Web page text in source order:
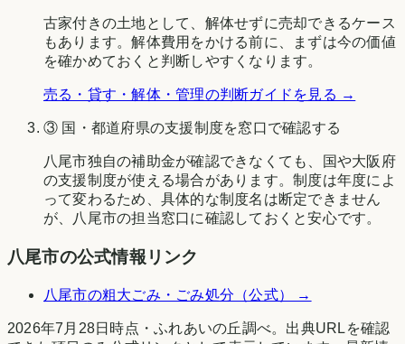
古家付きの土地として、解体せずに売却できるケース
もあります。解体費用をかける前に、まずは今の価値
を確かめておくと判断しやすくなります。
売る・貸す・解体・管理の判断ガイドを見る →
③ 国・都道府県の支援制度を窓口で確認する
八尾市独自の補助金が確認できなくても、国や大阪府
の支援制度が使える場合があります。制度は年度によ
って変わるため、具体的な制度名は断定できません
が、 八尾市の担当窓口に確認しておくと安心です。
八尾市の公式情報リンク
八尾市の粗大ごみ・ごみ処分（公式） →
2026年7月28日時点 ・ふれあいの丘調べ。出典URLを確認